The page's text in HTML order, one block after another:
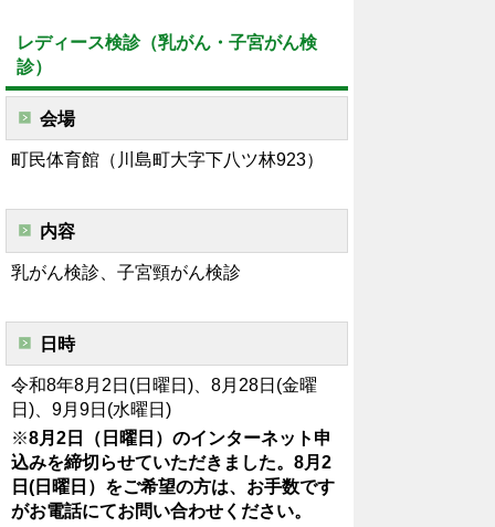
レディース検診（乳がん・子宮がん検
診）
会場
町民体育館（川島町大字下八ツ林923）
内容
乳がん検診、子宮頸がん検診
日時
令和8年8月2日(日曜日)、8月28日(金曜
日)、9月9日(水曜日)
※8月2日（日曜日）のインターネット申
込みを締切らせていただきました。8月2
日(日曜日）をご希望の方は、お手数です
がお電話にてお問い合わせください。